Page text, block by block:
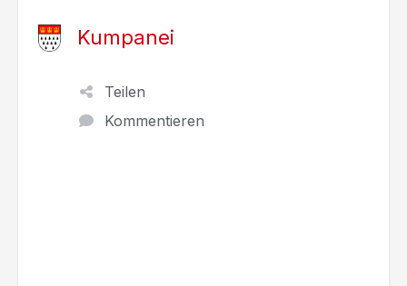
Kumpanei
Teilen
Kommentieren